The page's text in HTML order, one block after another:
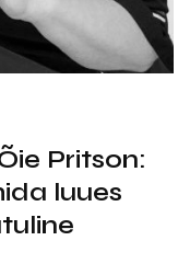
Pritson:
luues